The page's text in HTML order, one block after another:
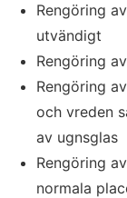
Rengöring
utvändigt
Rengöring
Rengöring
och vreden
av ugnsglas
Rengöring
normala